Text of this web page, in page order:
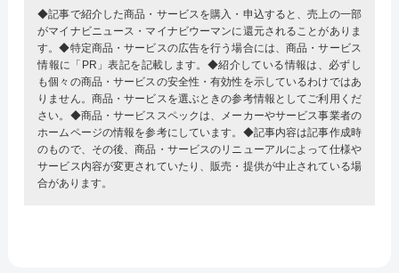
◆記事で紹介した商品・サービスを購入・申込すると、売上の一部
がマイナビニュース・マイナビウーマンに還元されることがありま
す。◆特定商品・サービスの広告を行う場合には、商品・サービス
情報に「PR」表記を記載します。◆紹介している情報は、必ずし
も個々の商品・サービスの安全性・有効性を示しているわけではあ
りません。商品・サービスを選ぶときの参考情報としてご利用くだ
さい。◆商品・サービススペックは、メーカーやサービス事業者の
ホームページの情報を参考にしています。◆記事内容は記事作成時
のもので、その後、商品・サービスのリニューアルによって仕様や
サービス内容が変更されていたり、販売・提供が中止されている場
合があります。